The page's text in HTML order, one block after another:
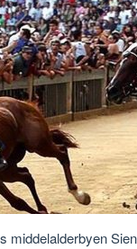
middelalderbyen